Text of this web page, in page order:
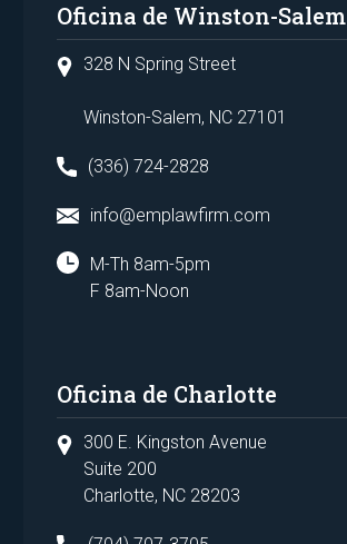
Oficina de Winston-Salem
328 N Spring Street
Winston-Salem, NC 27101
(336) 724-2828
info@emplawfirm.com
M-Th 8am-5pm
F 8am-Noon
Oficina de Charlotte
300 E. Kingston Avenue
Suite 200
Charlotte, NC 28203